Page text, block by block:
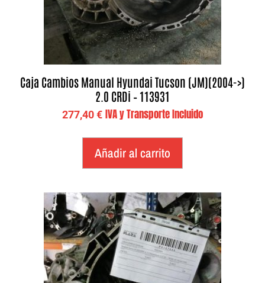
Caja Cambios Manual Hyundai Tucson (JM)(2004->)
2.0 CRDi – 113931
277,40€ IVA y Transporte Incluido
Añadir al carrito